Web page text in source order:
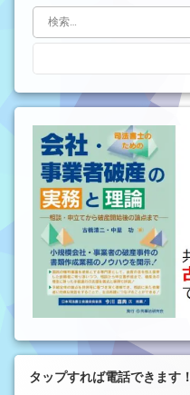
検索:
タップすれば電話できます！